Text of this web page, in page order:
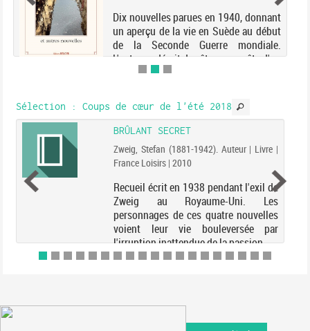
Dix nouvelles parues en 1940, donnant
un aperçu de la vie en Suède au début
de la Seconde Guerre mondiale.
L'auteur y décrit des êtres en quête d'un
travail, d'un foyer ou d'une vie
Sélection : Coups de cœur de l'été 2018
BRÛLANT SECRET
Zweig, Stefan (1881-1942). Auteur | Livre |
France Loisirs | 2010
Recueil écrit en 1938 pendant l'exil de
Zweig au Royaume-Uni. Les
personnages de ces quatre nouvelles
voient leur vie bouleversée par
l'irruption inattendue de la passion.